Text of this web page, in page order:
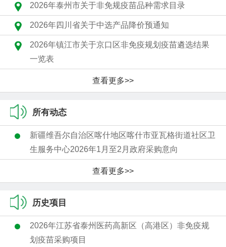
2026年泰州市关于非免规疫苗品种需求目录
2026年四川省关于中选产品降价预通知
2026年镇江市关于京口区非免疫规划疫苗遴选结果
一览表
查看更多>>
所有动态
新疆维吾尔自治区喀什地区喀什市亚瓦格街道社区卫
生服务中心2026年1月至2月政府采购意向
查看更多>>
历史项目
2026年江苏省泰州医药高新区（高港区）非免疫规
划疫苗采购项目